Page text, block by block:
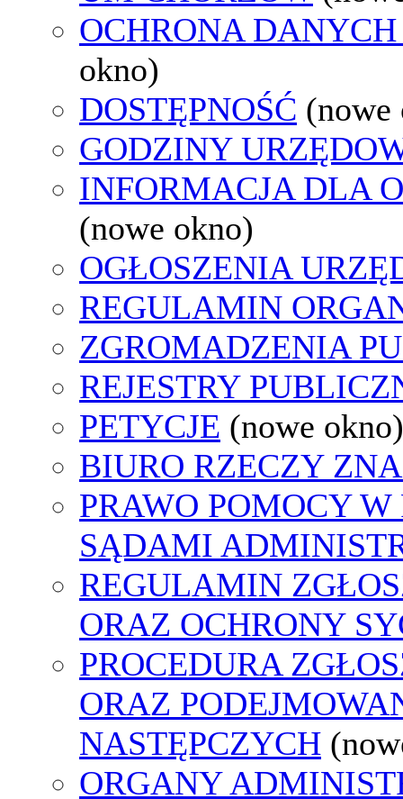
OCHRONA
okno)
DOSTĘPNOŚĆ (nowe
GODZINY
INFORMACJA DLA
(nowe okno)
OGŁOSZENIA
REGULAMIN
ZGROMADZENIA
REJESTRY
PETYCJE (nowe okno)
BIURO RZECZY
PRAWO POMOCY
SĄDAMI
REGULAMIN
ORAZ OCHRONY
PROCEDURA
ORAZ
NASTĘPCZYCH
ORGANY